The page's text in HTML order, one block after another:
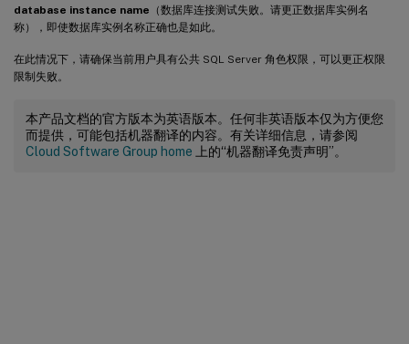
database instance name （数据库连接测试失败。请更正数据库实例名
称），即使数据库实例名称正确也是如此。
在此情况下，请确保当前用户具有公共 SQL Server 角色权限，可以更正权限
限制失败。
本产品文档的官方版本为英语版本。任何非英语版本仅为方便您
而提供，可能包括机器翻译的内容。有关详细信息，请参阅
Cloud Software Group home 上的“机器翻译免责声明”。